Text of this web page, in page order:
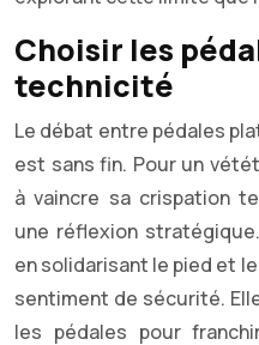
Choisir les
technicité
Le débat entre pédales
est sans fin. Pour un
à vaincre sa crispation
une réflexion
en solidarisant le pied et
sentiment de sécurité.
les pédales pour